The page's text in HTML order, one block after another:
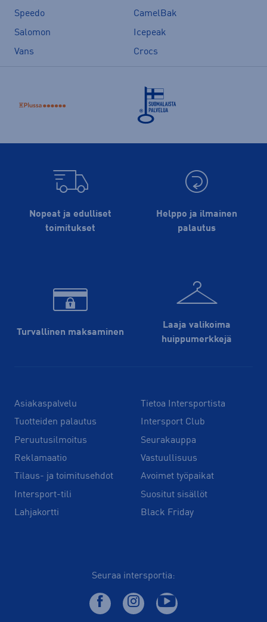
Speedo
CamelBak
Salomon
Icepeak
Vans
Crocs
Nopeat ja edulliset
toimitukset
Helppo ja ilmainen
palautus
Turvallinen maksaminen
Laaja valikoima
huippu­merkkejä
Asiakaspalvelu
Tuotteiden palautus
Peruutusilmoitus
Reklamaatio
Tilaus- ja toimitusehdot
Intersport-tili
Lahjakortti
Tietoa Intersportista
Intersport Club
Seurakauppa
Vastuullisuus
Avoimet työpaikat
Suositut sisällöt
Black Friday
Seuraa intersportia: